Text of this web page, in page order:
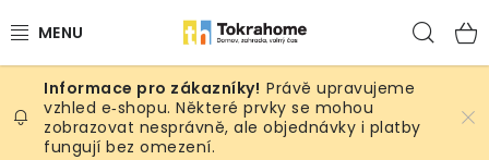
na
Výrobky
Místnosti
Právě upravujeme
vzhled e‑shopu. Některé prvky se mohou
zobrazovat nesprávně, ale objednávky i platby
fungují bez omezení.